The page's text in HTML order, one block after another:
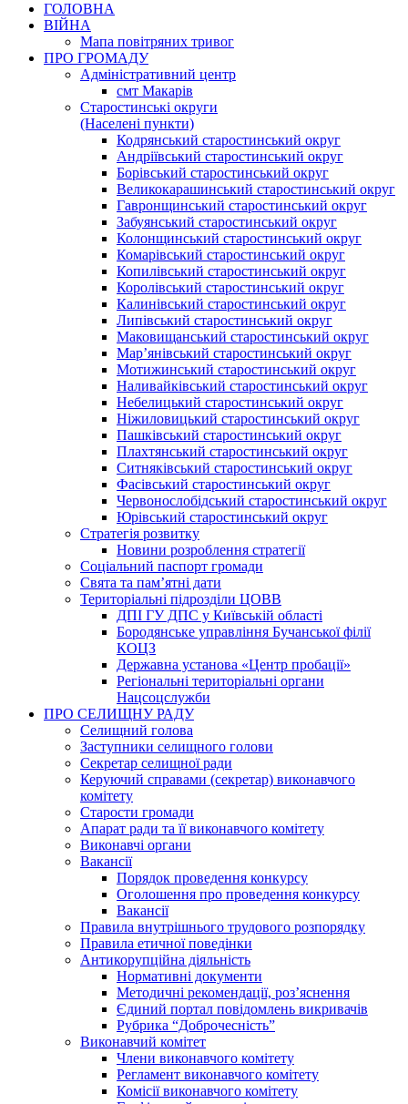
ГОЛОВНА
ВІЙНА
Мапа повітряних тривог
ПРО ГРОМАДУ
Aдміністративний центр
смт Макарів
Старостинські округи
(Населені пункти)
Кодрянський старостинський округ
Андріївський старостинський округ
Борівський старостинський округ
Великокарашинський старостинський округ
Гавронщинський старостинський округ
Забуянський старостинський округ
Колонщинський старостинський округ
Комарівський старостинський округ
Копилівський старостинський округ
Королівський старостинський округ
Калинівський старостинський округ
Липівський старостинський округ
Маковищанський старостинський округ
Мар’янівський старостинський округ
Мотижинський старостинський округ
Наливайківський старостинський округ
Небелицький старостинський округ
Ніжиловицький старостинський округ
Пашківський старостинський округ
Плахтянський старостинський округ
Ситняківський старостинський округ
Фасівський старостинський округ
Червонослобідський старостинський округ
Юрівський старостинський округ
Стратегія розвитку
Новини розроблення стратегії
Соціальний паспорт громади
Свята та пам’ятні дати
Територіальні підрозділи ЦОВВ
ДПІ ГУ ДПС у Київській області
Бородянське управління Бучанської філії
КОЦЗ
Державна установа «Центр пробації»
Регіональні територіальні органи
Нацсоцслужби
ПРО СЕЛИЩНУ РАДУ
Селищний голова
Заступники селищного голови
Секретар селищної ради
Керуючий справами (секретар) виконавчого
комітету
Старости громади
Апарат ради та її виконавчого комітету
Виконавчі органи
Вакансії
Порядок проведення конкурсу
Оголошення про проведення конкурсу
Вакансії
Правила внутрішнього трудового розпорядку
Правила етичної поведінки
Антикорупційна діяльність
Нормативні документи
Методичні рекомендації, роз’яснення
Єдиний портал повідомлень викривачів
Рубрика “Доброчесність”
Виконавчий комітет
Члени виконавчого комітету
Регламент виконавчого комітету
Комісії виконавчого комітету